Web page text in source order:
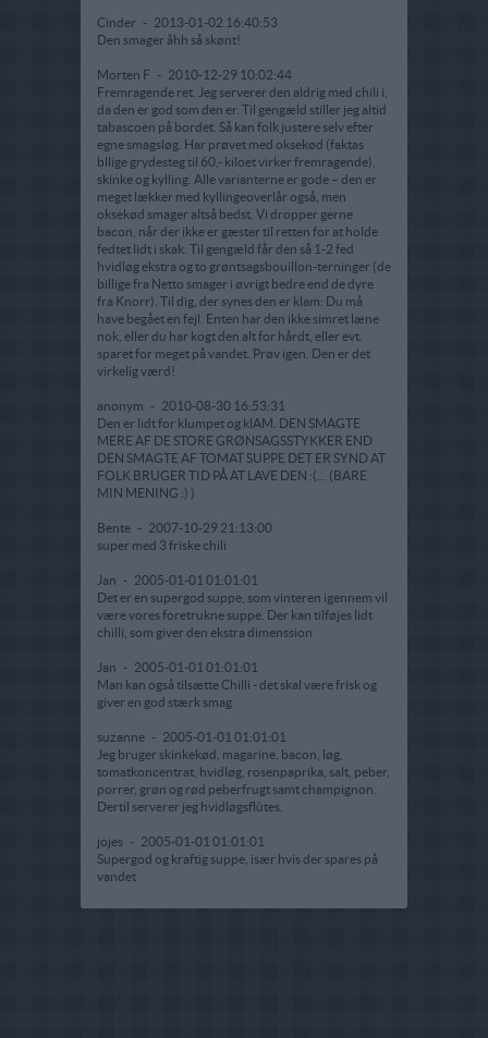
Cinder - 2013-01-02 16:40:53
Den smager åhh så skønt!
Morten F - 2010-12-29 10:02:44
Fremragende ret. Jeg serverer den aldrig med chili i,
da den er god som den er. Til gengæld stiller jeg altid
tabascoen på bordet. Så kan folk justere selv efter
egne smagsløg. Har prøvet med oksekød (faktas
bllige grydesteg til 60,- kiloet virker fremragende),
skinke og kylling. Alle varianterne er gode – den er
meget lækker med kyllingeoverlår også, men
oksekød smager altså bedst. Vi dropper gerne
bacon, når der ikke er gæster til retten for at holde
fedtet lidt i skak. Til gengæld får den så 1-2 fed
hvidløg ekstra og to grøntsagsbouillon-terninger (de
billige fra Netto smager i øvrigt bedre end de dyre
fra Knorr). Til dig, der synes den er klam: Du må
have begået en fejl. Enten har den ikke simret læne
nok, eller du har kogt den alt for hårdt, eller evt.
sparet for meget på vandet. Prøv igen. Den er det
virkelig værd!
anonym - 2010-08-30 16:53:31
Den er lidt for klumpet og klAM. DEN SMAGTE
MERE AF DE STORE GRØNSAGSSTYKKER END
DEN SMAGTE AF TOMAT SUPPE DET ER SYND AT
FOLK BRUGER TID PÅ AT LAVE DEN :(... (BARE
MIN MENING :) )
Bente - 2007-10-29 21:13:00
super med 3 friske chili
Jan - 2005-01-01 01:01:01
Det er en supergod suppe, som vinteren igennem vil
være vores foretrukne suppe. Der kan tilføjes lidt
chilli, som giver den ekstra dimenssion
Jan - 2005-01-01 01:01:01
Man kan også tilsætte Chilli - det skal være frisk og
giver en god stærk smag
suzanne - 2005-01-01 01:01:01
Jeg bruger skinkekød, magarine, bacon, løg,
tomatkoncentrat, hvidløg, rosenpaprika, salt, peber,
porrer, grøn og rød peberfrugt samt champignon.
Dertil serverer jeg hvidløgsflùtes.
jojes - 2005-01-01 01:01:01
Supergod og kraftig suppe, især hvis der spares på
vandet